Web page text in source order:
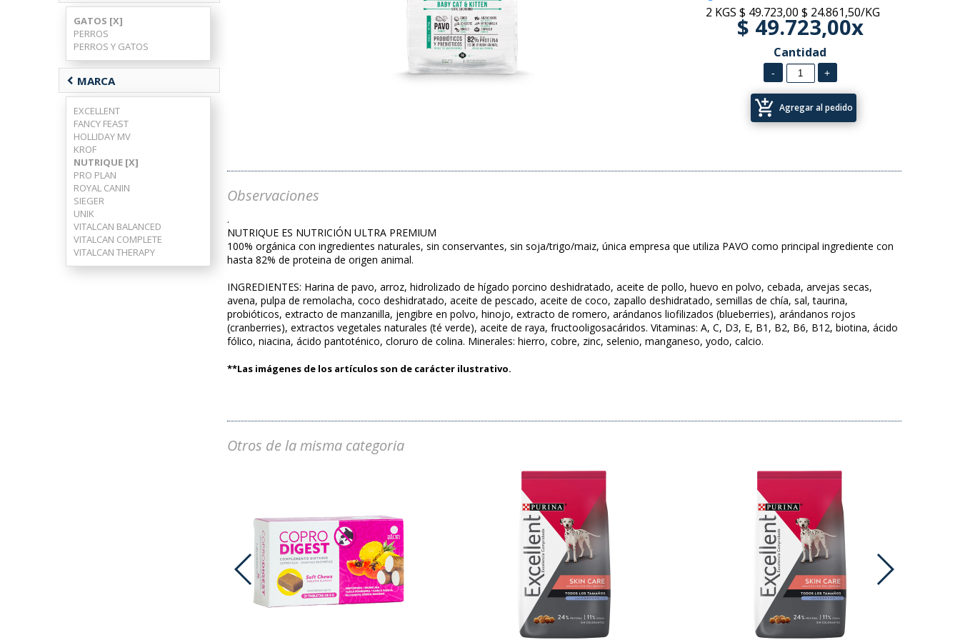
GATOS [X]
PERROS
PERROS Y GATOS
chevron_left MARCA
EXCELLENT
FANCY FEAST
HOLLIDAY MV
KROF
NUTRIQUE [X]
PRO PLAN
ROYAL CANIN
SIEGER
UNIK
VITALCAN BALANCED
VITALCAN COMPLETE
VITALCAN THERAPY
2 KGS $ 49.723,00 $ 24.861,50/KG
$ 49.723,00x
Cantidad
add_shopping_cart Agregar al pedido
Observaciones
.
NUTRIQUE ES NUTRICIÓN ULTRA PREMIUM
100% orgánica con ingredientes naturales, sin conservantes, sin soja/trigo/maiz, única empresa que utiliza PAVO como principal ingrediente con
hasta 82% de proteina de origen animal.
INGREDIENTES: Harina de pavo, arroz, hidrolizado de hígado porcino deshidratado, aceite de pollo, huevo en polvo, cebada, arvejas secas,
avena, pulpa de remolacha, coco deshidratado, aceite de pescado, aceite de coco, zapallo deshidratado, semillas de chía, sal, taurina,
probióticos, extracto de manzanilla, jengibre en polvo, hinojo, extracto de romero, arándanos liofilizados (blueberries), arándanos rojos
(cranberries), extractos vegetales naturales (té verde), aceite de raya, fructooligosacáridos. Vitaminas: A, C, D3, E, B1, B2, B6, B12, biotina, ácido
fólico, niacina, ácido pantoténico, cloruro de colina. Minerales: hierro, cobre, zinc, selenio, manganeso, yodo, calcio.
**Las imágenes de los artículos son de carácter ilustrativo.
Otros de la misma categoria